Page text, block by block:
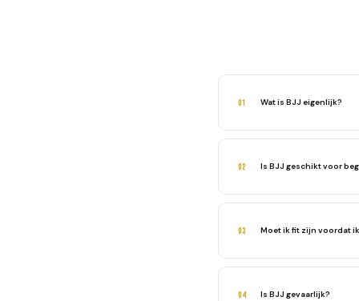
01 Wat is BJJ eigenlijk?
02
Is BJJ geschikt voor
03 Moet ik fit zijn voordat
04 Is BJJ gevaarlijk?